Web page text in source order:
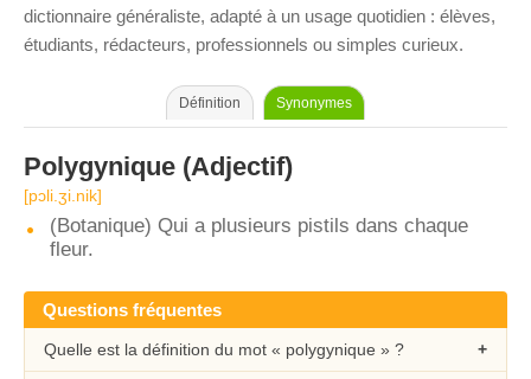
dictionnaire généraliste, adapté à un usage quotidien : élèves,
étudiants, rédacteurs, professionnels ou simples curieux.
Définition Synonymes
Polygynique (Adjectif)
[pɔli.ʒi.nik]
(Botanique) Qui a plusieurs pistils dans chaque
fleur.
Questions fréquentes
Quelle est la définition du mot « polygynique » ?